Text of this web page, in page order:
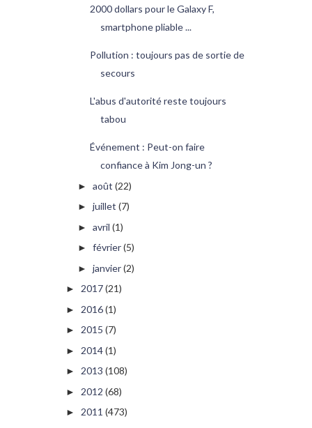
2000 dollars pour le Galaxy F,
smartphone pliable ...
Pollution : toujours pas de sortie de
secours
L'abus d'autorité reste toujours
tabou
Événement : Peut-on faire
confiance à Kim Jong-un ?
► août (22)
► juillet (7)
► avril (1)
► février(5)
► janvier(2)
► 2017(21)
► 2016(1)
► 2015 (7)
► 2014(1)
► 2013 (108)
► 2012 (68)
► 2011 (473)